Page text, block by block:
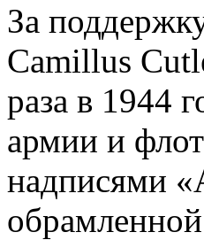
За
Camillus
раза в 1944
армии и
надписями